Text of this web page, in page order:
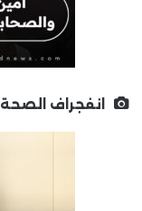
انفجراف الصحة